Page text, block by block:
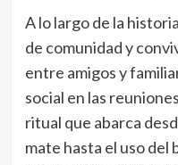
A lo largo de la
de comunidad y
entre amigos y
social en las
ritual que abarca
mate hasta el uso del